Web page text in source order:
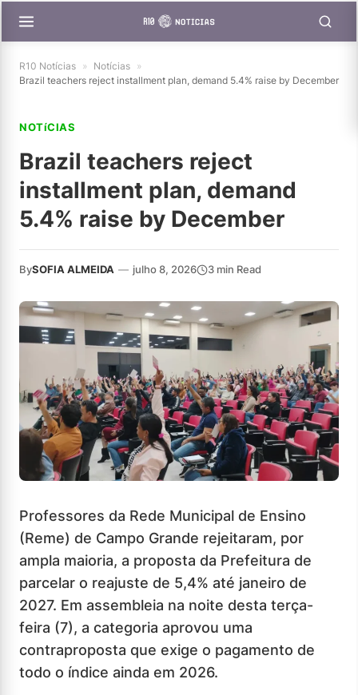
R10 Notícias » Notícias »
Brazil teachers reject installment plan, demand 5.4% raise by December
NOTíCIAS
Brazil teachers reject
installment plan, demand
5.4% raise by December
BySOFIA ALMEIDA — julho 8, 2026 3 min Read
Professores da Rede Municipal de Ensino
(Reme) de Campo Grande rejeitaram, por
ampla maioria, a proposta da Prefeitura de
parcelar o reajuste de 5,4% até janeiro de
2027. Em assembleia na noite desta terça-
feira (7), a categoria aprovou uma
contraproposta que exige o pagamento de
todo o índice ainda em 2026.